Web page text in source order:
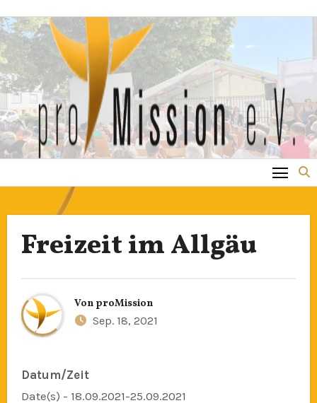
Inhalt
springen
Freizeit im Allgäu
Von proMission
Sep. 18, 2021
Datum/Zeit
Date(s) - 18.09.2021-25.09.2021